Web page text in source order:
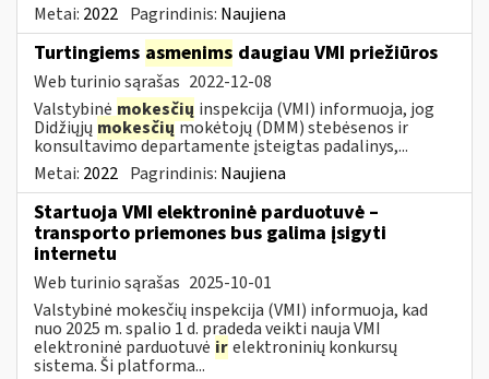
Metai: 2022 Pagrindinis: Naujiena
Turtingiems asmenims daugiau VMI priežiūros
Web turinio sąrašas 2022-12-08
Valstybinė mokesčių inspekcija (VMI) informuoja, jog
Didžiųjų mokesčiųmokėtojų (DMM) stebėsenos ir
konsultavimo departamente įsteigtas padalinys,...
Metai: 2022 Pagrindinis: Naujiena
Startuoja VMI elektroninė parduotuvė –
transporto priemones bus galima įsigyti
internetu
Web turinio sąrašas 2025-10-01
Valstybinė mokesčių inspekcija (VMI) informuoja, kad
nuo 2025 m. spalio 1 d. pradeda veikti nauja VMI
elektroninė parduotuvė irelektroninių konkursų
sistema. Ši platforma...